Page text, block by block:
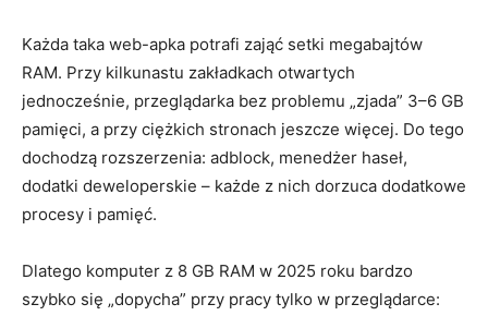
Każda taka web-apka potrafi zająć setki megabajtów
RAM. Przy kilkunastu zakładkach otwartych
jednocześnie, przeglądarka bez problemu „zjada” 3–6 GB
pamięci, a przy ciężkich stronach jeszcze więcej. Do tego
dochodzą rozszerzenia: adblock, menedżer haseł,
dodatki deweloperskie – każde z nich dorzuca dodatkowe
procesy i pamięć.
Dlatego komputer z 8 GB RAM w 2025 roku bardzo
szybko się „dopycha” przy pracy tylko w przeglądarce: